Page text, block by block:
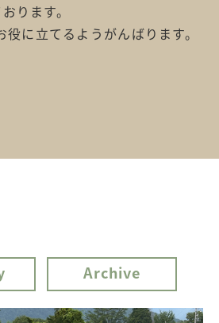
ります。
に立てるようがんばります。
Archive